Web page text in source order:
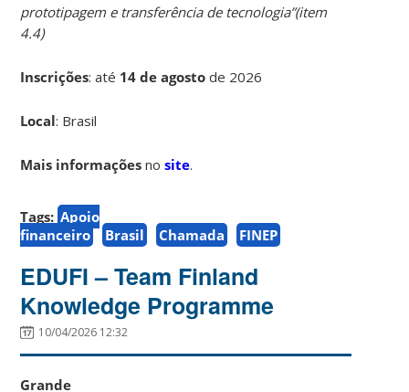
prototipagem e transferência de tecnologia”(item
4.4)
Inscrições: até 14 de agostode 2026
Local: Brasil
Mais informações nosite.
Tags: Apoio
financeiro
Brasil Chamada FINEP
EDUFI – Team Finland
Knowledge Programme
10/04/2026 12:32
Grande